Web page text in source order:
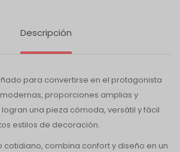
Descripción
para convertirse en el protagonista
modernas, proporciones amplias y
una pieza cómoda, versátil y fácil
estilos de decoración.
cotidiano, combina confort y diseño en un